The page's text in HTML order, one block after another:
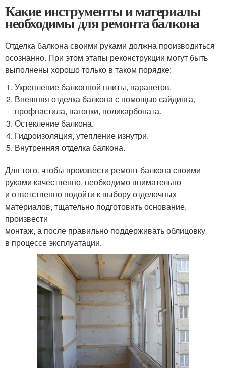
Какие инструменты и материалы
необходимы для ремонта балкона
Отделка балкона своими руками должна производиться
осознанно. При этом этапы реконструкции могут быть
выполнены хорошо только в таком порядке:
Укрепление балконной плиты, парапетов.
Внешняя отделка балкона с помощью сайдинга,
профнастила, вагонки, поликарбоната.
Остекление балкона.
Гидроизоляция, утепление изнутри.
Внутренняя отделка балкона.
Для того. чтобы произвести ремонт балкона своими
руками качественно, необходимо внимательно
и ответственно подойти к выбору отделочных
материалов, тщательно подготовить основание,
произвести
монтаж, а после правильно поддерживать облицовку
в процессе эксплуатации.